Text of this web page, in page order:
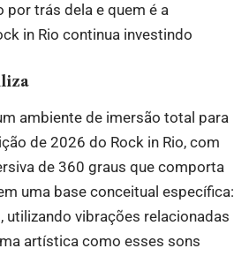
por trás dela e quem é a
in Rio continua investindo
ambiente de imersão total para
de 2026 do Rock in Rio, com
de 360 graus que comporta
uma base conceitual específica:
utilizando vibrações relacionadas
artística como esses sons